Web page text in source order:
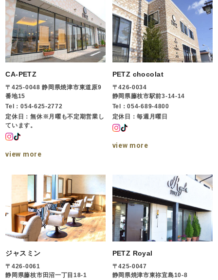
CA-PETZ
〒425-0048 静岡県焼津市東道原9
番地15
Tel：054-625-2772
定休日：無休※月曜も不定期営業し
ています。
view more
PETZ chocolat
〒426-0034
静岡県藤枝市駅前3-14-14
Tel：054-689-4800
定休日：毎週月曜日
view more
ジャスミン
〒426-0061
静岡県藤枝市田沼一丁目18-1
PETZ Royal
〒425-0047
静岡県焼津市東祢宜島10-8